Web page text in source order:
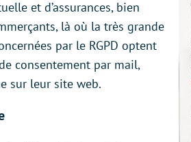
et d’assurances, bien
là où la très grande
par le RGPD optent
consentement par mail,
sur leur site web.